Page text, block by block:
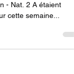
- Nat. 2 A étaient
cette semaine...